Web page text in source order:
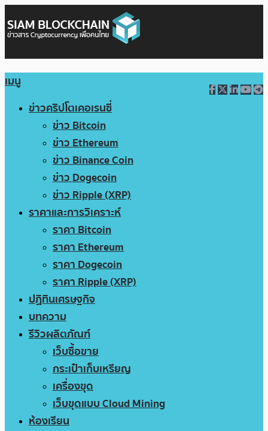
เมนู
ข่าวคริปโตเคอเรนซี่
ข่าว Bitcoin
ข่าว Ethereum
ข่าว Binance Coin
ข่าว Dogecoin
ข่าว Ripple (XRP)
ราคาและการวิเคราะห์
ราคา Bitcoin
ราคา Ethereum
ราคา Dogecoin
ราคา Ripple (XRP)
ปฏิทินเศรษฐกิจ
บทความ
รีวิวผลิตภัณฑ์
เว็บซื้อขาย
กระเป๋าเก็บเหรียญ
เครื่องขุด
เว็บขุดแบบ Cloud Mining
ห้องเรียน